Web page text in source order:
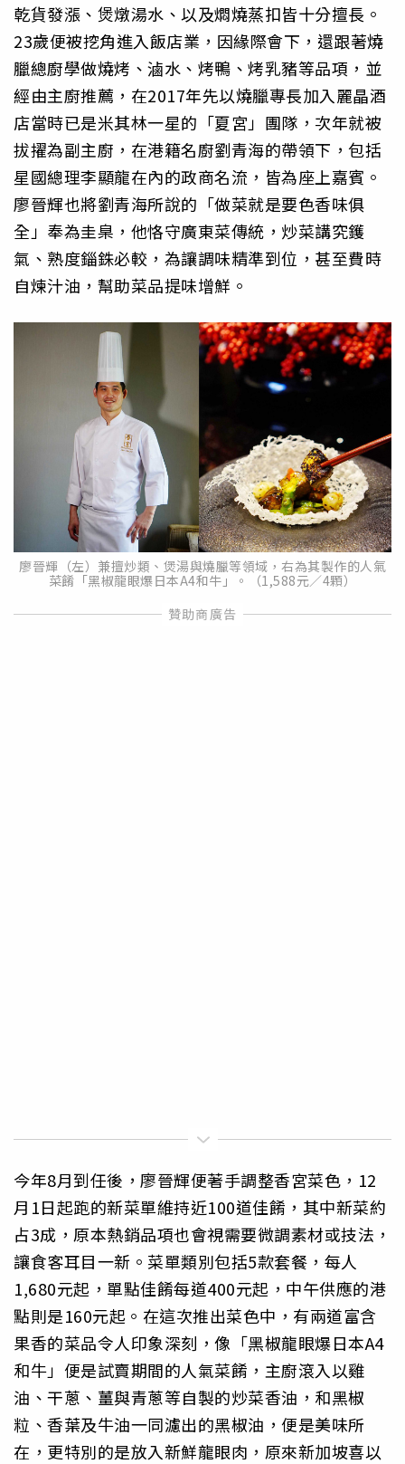
乾貨發漲、煲燉湯水、以及燜燒蒸扣皆十分擅長。
23歲便被挖角進入飯店業，因緣際會下，還跟著燒
臘總廚學做燒烤、滷水、烤鴨、烤乳豬等品項，並
經由主廚推薦，在2017年先以燒臘專長加入麗晶酒
店當時已是米其林一星的「夏宮」團隊，次年就被
拔擢為副主廚，在港籍名廚劉青海的帶領下，包括
星國總理李顯龍在內的政商名流，皆為座上嘉賓。
廖晉輝也將劉青海所說的「做菜就是要色香味俱
全」奉為圭臬，他恪守廣東菜傳統，炒菜講究鑊
氣、熟度錙銖必較，為讓調味精準到位，甚至費時
自煉汁油，幫助菜品提味增鮮。
廖晉輝（左）兼擅炒類、煲湯與燒臘等領域，右為其製作的人氣
菜餚「黑椒龍眼爆日本A4和牛」。（1,588元／4顆）
今年8月到任後，廖晉輝便著手調整香宮菜色，12
月1日起跑的新菜單維持近100道佳餚，其中新菜約
占3成，原本熱銷品項也會視需要微調素材或技法，
讓食客耳目一新。菜單類別包括5款套餐，每人
1,680元起，單點佳餚每道400元起，中午供應的港
點則是160元起。在這次推出菜色中，有兩道富含
果香的菜品令人印象深刻，像「黑椒龍眼爆日本A4
和牛」便是試賣期間的人氣菜餚，主廚滾入以雞
油、干蔥、薑與青蔥等自製的炒菜香油，和黑椒
粒、香葉及牛油一同濾出的黑椒油，便是美味所
在，更特別的是放入新鮮龍眼肉，原來新加坡喜以